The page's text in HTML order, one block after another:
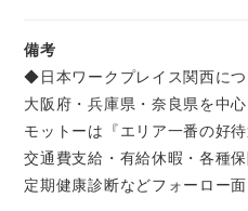
備考
◆日本ワークプレイス関西に
大阪府・兵庫県・奈良県を中
モットーは『エリア一番の好待
交通費支給・有給休暇・各種保
定期健康診断などフォーロー面